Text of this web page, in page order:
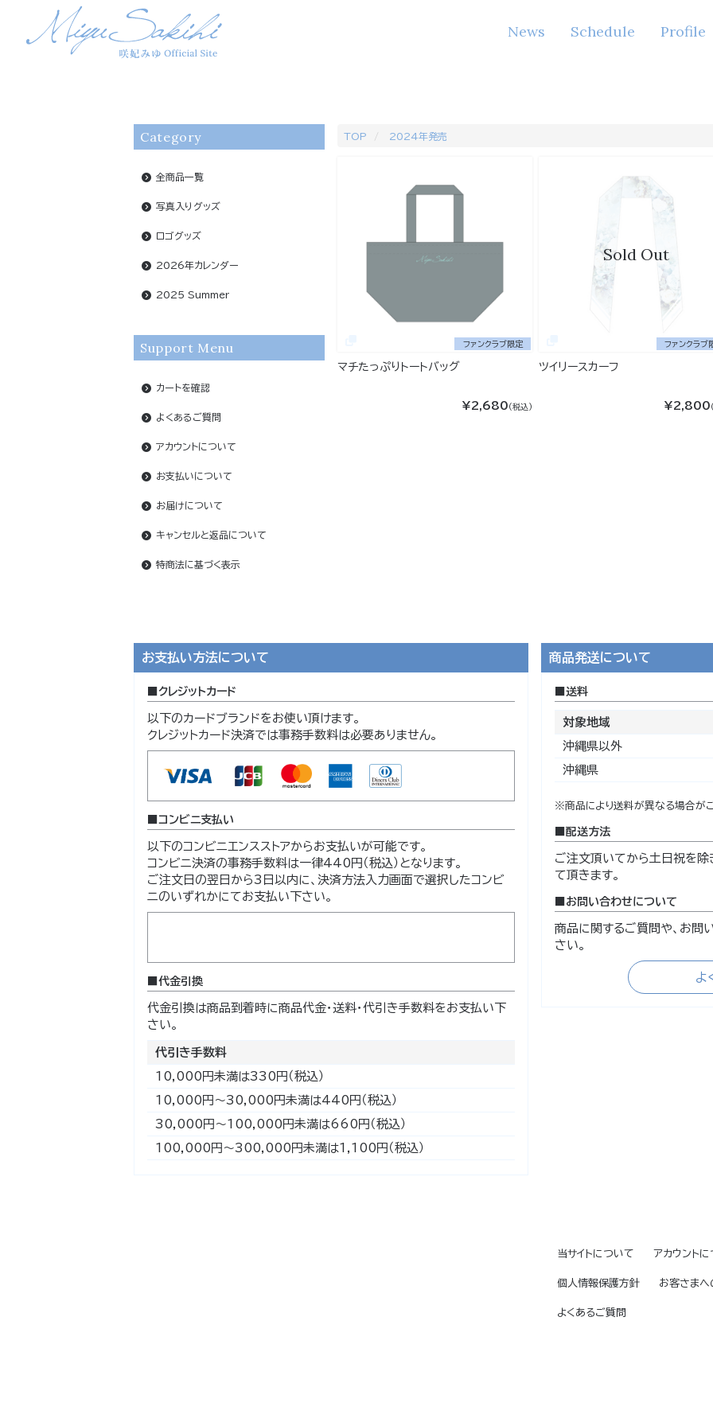
News Schedule Profile
Category
全商品一覧
写真入りグッズ
ロゴグッズ
2026年カレンダー
2025 Summer
Support Menu
カートを確認
よくあるご質問
アカウントについて
お支払いについて
お届けについて
キャンセルと返品について
特商法に基づく表示
TOP 2024年発売
ファンクラブ限定
マチたっぷりトートバッグ
¥2,680 (税込)
Sold Out
ファンクラブ
ツイリースカーフ
¥2,800
お支払い方法について
クレジットカード
以下のカードブランドをお使い頂けます。
クレジットカード決済では事務手数料は必要ありません。
コンビニ支払い
以下のコンビニエンスストアからお支払いが可能です。
コンビニ決済の事務手数料は一律440円（税込）となります。
ご注文日の翌日から3日以内に、決済方法入力画面で選択したコンビ
ニのいずれかにてお支払い下さい。
代金引換
代金引換は商品到着時に商品代金・送料・代引き手数料をお支払い下
さい。
代引き手数料
10,000円未満は330円（税込）
10,000円～30,000円未満は440円（税込）
30,000円～100,000円未満は660円（税込）
100,000円～300,000円未満は1,100円（税込）
商品発送について
送料
対象地域
沖縄県以外
沖縄県
※商品により送料が異なる場合が
配送方法
ご注文頂いてから土日祝を
て頂きます。
お問い合わせについて
商品に関するご質問や、お問
さい。
よ
当サイトについて アカウント
個人情報保護方針 お客さまへ
よくあるご質問